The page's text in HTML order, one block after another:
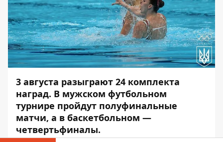
3 августа разыграют 24 комплекта
наград. В мужском футбольном
турнире пройдут полуфинальные
матчи, а в баскетбольном —
четвертьфиналы.